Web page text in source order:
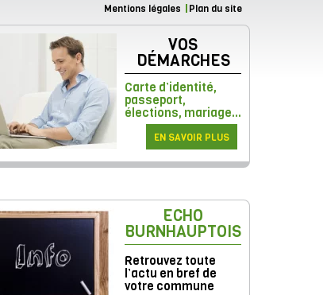
Mentions légales Plan du site
VOS
DÉMARCHES
Carte d’identité,
passeport,
élections, mariage...
EN SAVOIR PLUS
ECHO
BURNHAUPTOIS
Retrouvez toute
l’actu en bref de
votre commune